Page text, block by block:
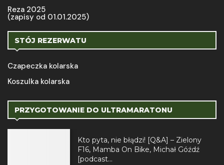
Reza 2025
(zapisy od 01.01.2025)
STÓJ REZERWATU
Czapeczka kolarska
Koszulka kolarska
PRZYGOTOWANIE DO ULTRAMARATONU
Kto pyta, nie błądzi! [Q&A] – Zielony
F16, Mamba On Bike, Michał Góźdź
[podcast...